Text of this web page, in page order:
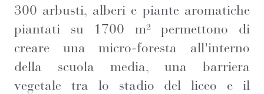
300 arbusti, alberi e piante aromatiche
piantati su 1700 m² permettono di
creare una micro-foresta all'interno
della scuola media, una barriera
vegetale tra lo stadio del liceo e il